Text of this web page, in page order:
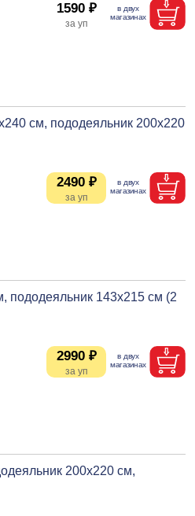
1590 ₽
см, пододеяльник 200х220
2490 ₽
143х215 см (2
2990 ₽
200х220 см,